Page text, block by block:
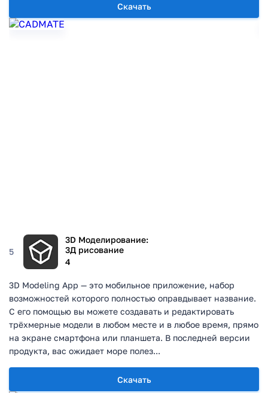
Скачать
5
3D Моделирование:
3Д рисование
4
Скачать
3D Modeling App — это мобильное приложение, набор
возможностей которого полностью оправдывает название.
С его помощью вы можете создавать и редактировать
трёхмерные модели в любом месте и в любое время, прямо
на экране смартфона или планшета. В последней версии
продукта, вас ожидает море полез...